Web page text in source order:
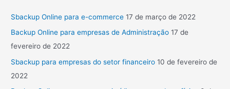
Sbackup Online para e-commerce 17 de março de 2022
Backup Online para empresas de Administração 17 de
fevereiro de 2022
Sbackup para empresas do setor financeiro 10 de fevereiro de
2022